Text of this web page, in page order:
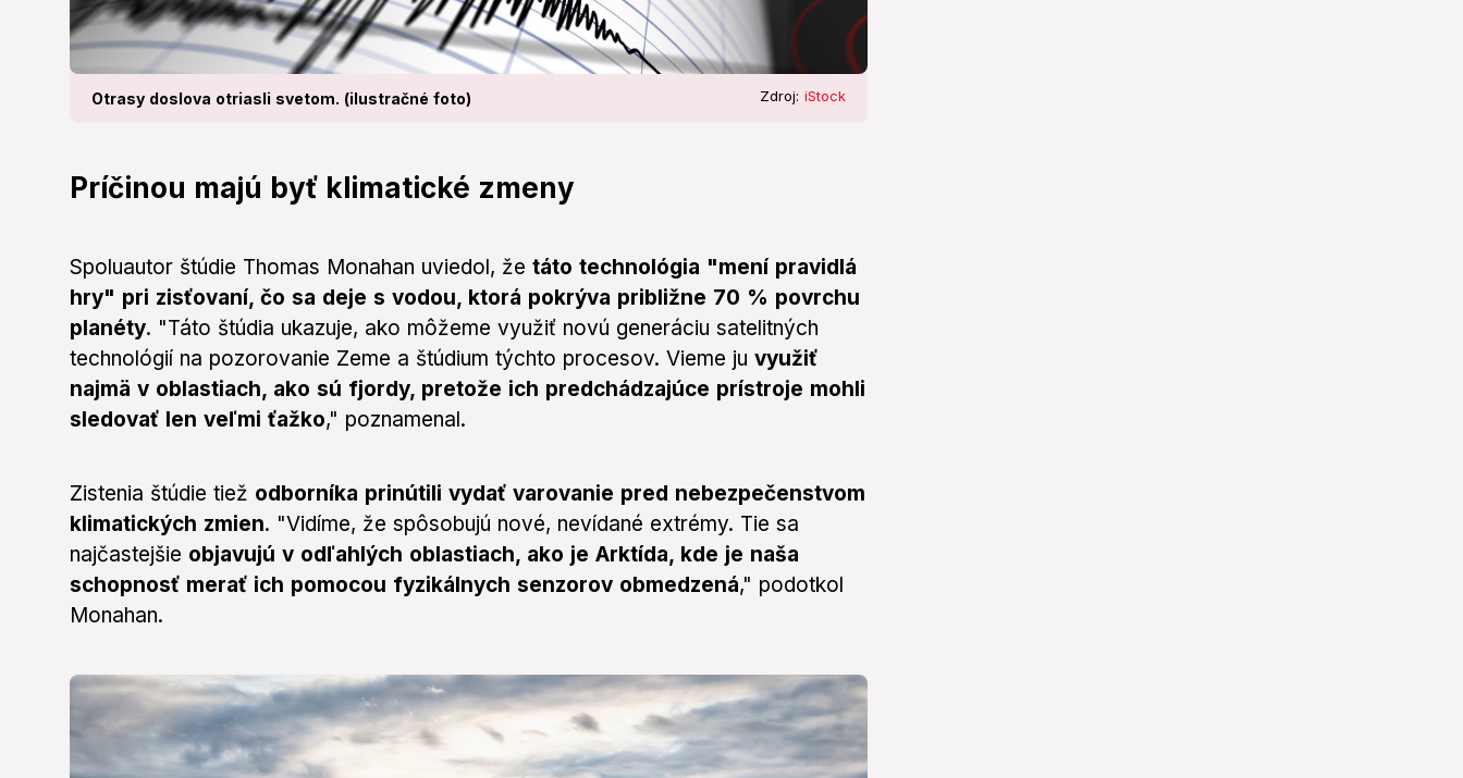
Otrasy doslova otriasli svetom. (ilustračné foto) Zdroj: iStock
Príčinou majú byť klimatické zmeny
Spoluautor štúdie Thomas Monahan uviedol, že táto technológia "mení pravidlá
hry" pri zisťovaní, čo sa deje s vodou, ktorá pokrýva približne 70 % povrchu
planéty. "Táto štúdia ukazuje, ako môžeme využiť novú generáciu satelitných
technológií na pozorovanie Zeme a štúdium týchto procesov. Vieme ju využiť
najmä v oblastiach, ako sú fjordy, pretože ich predchádzajúce prístroje mohli
sledovať len veľmi ťažko," poznamenal.
Zistenia štúdie tiež odborníka prinútili vydať varovanie pred nebezpečenstvom
klimatických zmien. "Vidíme, že spôsobujú nové, nevídané extrémy. Tie sa
najčastejšie objavujú v odľahlých oblastiach, ako je Arktída, kde je naša
schopnosť merať ich pomocou fyzikálnych senzorov obmedzená," podotkol
Monahan.